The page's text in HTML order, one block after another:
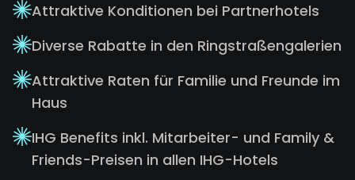
Attraktive Konditionen bei Partnerhotels
Diverse Rabatte in den Ringstraßengalerien
Attraktive Raten für Familie und Freunde im
Haus
IHG Benefits inkl. Mitarbeiter- und Family &
Friends-Preisen in allen IHG-Hotels